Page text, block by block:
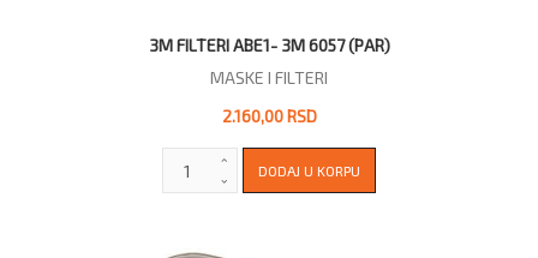
3M FILTERI ABE1- 3M 6057 (PAR)
MASKE I FILTERI
2.160,00 RSD